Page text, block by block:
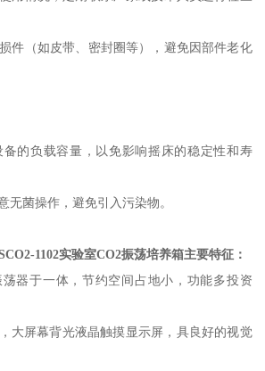
件（如皮带、密封圈等），避免因部件老化
的负载容量，以免影响摇床的稳定性和寿
无菌操作，避免引入污染物。
1102实验室CO2振荡培养箱主要特征：
器于一体，节约空间占地小，功能多投资
大屏幕背光液晶触摸显示屏，具良好的视觉